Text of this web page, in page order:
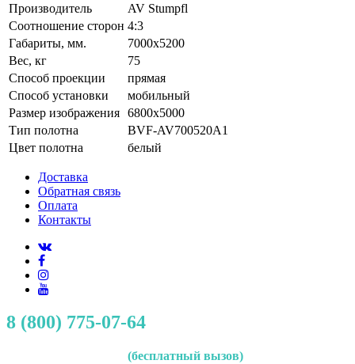
Производитель
AV Stumpfl
Соотношение сторон 4:3
Габариты, мм.
7000x5200
Вес, кг
75
Способ проекции
прямая
Способ установки
мобильный
Размер изображения 6800x5000
Тип полотна
BVF-AV700520A1
Цвет полотна
белый
Доставка
Обратная связь
Оплата
Контакты
8 (800) 775-07-64
(бесплатный вызов)